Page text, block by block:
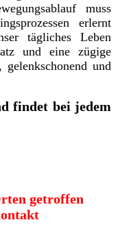
muss
erlernt
tägliches Leben
und eine zügige
und
findet bei jedem
getroffen